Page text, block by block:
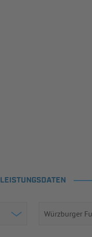
LEISTUNGSDATEN